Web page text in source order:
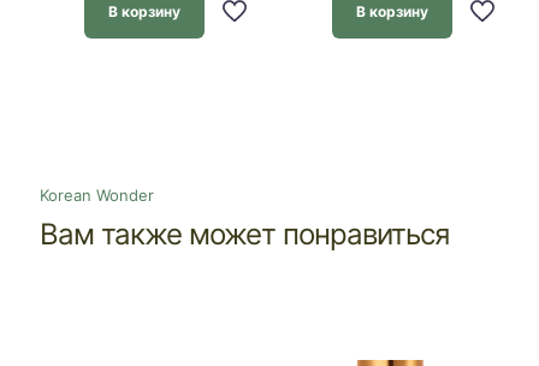
В корзину В корзину
Korean Wonder
Вам также может понравиться